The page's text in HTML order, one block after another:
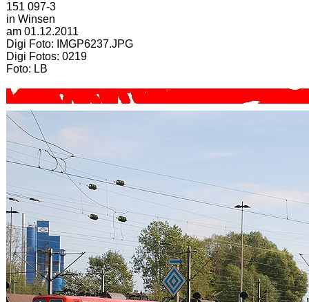
151 097-3
in Winsen
am 01.12.2011
Digi Foto: IMGP6237.JPG
Digi Fotos: 0219
Foto: LB